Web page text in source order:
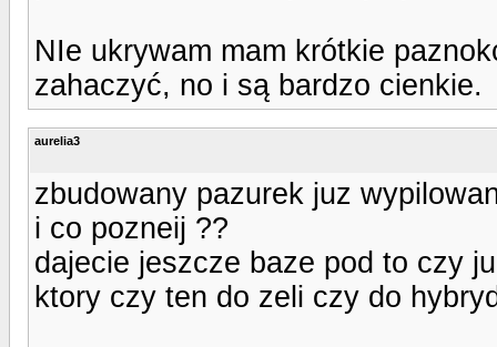
NIe ukrywam mam krótkie
zahaczyć, no i są bardzo cienkie.
aurelia3
zbudowany pazurek juz
i co pozneij ??
dajecie jeszcze baze pod to czy
ktory czy ten do zeli czy do